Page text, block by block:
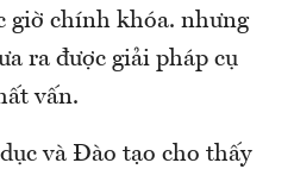
giờ chính khóa. nhưng
ra được giải pháp cụ
vấn.
và Đào tạo cho thấy